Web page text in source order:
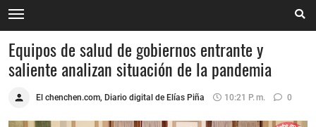
Equipos de salud de gobiernos entrante y
saliente analizan situación de la pandemia
El chenchen.com, Diario digital de Elías Piña 10:21 P. M. 0